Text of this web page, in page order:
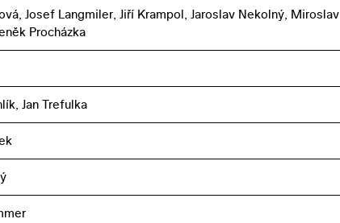
Josef Langmiler, Jiří Krampol, Jaroslav Nekolný, Miroslav
Procházka
Jan Trefulka